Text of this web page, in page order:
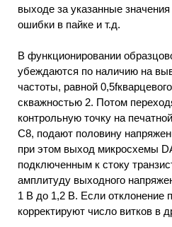
выходе за указанные
ошибки в пайке и т.д.
В функционировании
убеждаются по наличию на
частоты, равной
скважностью 2. Потом
контрольную точку на
С8, подают половину
при этом выход микросхемы
подключенным к стоку
амплитуду выходного
1 В до 1,2 В. Если отклонение
корректируют число витков в